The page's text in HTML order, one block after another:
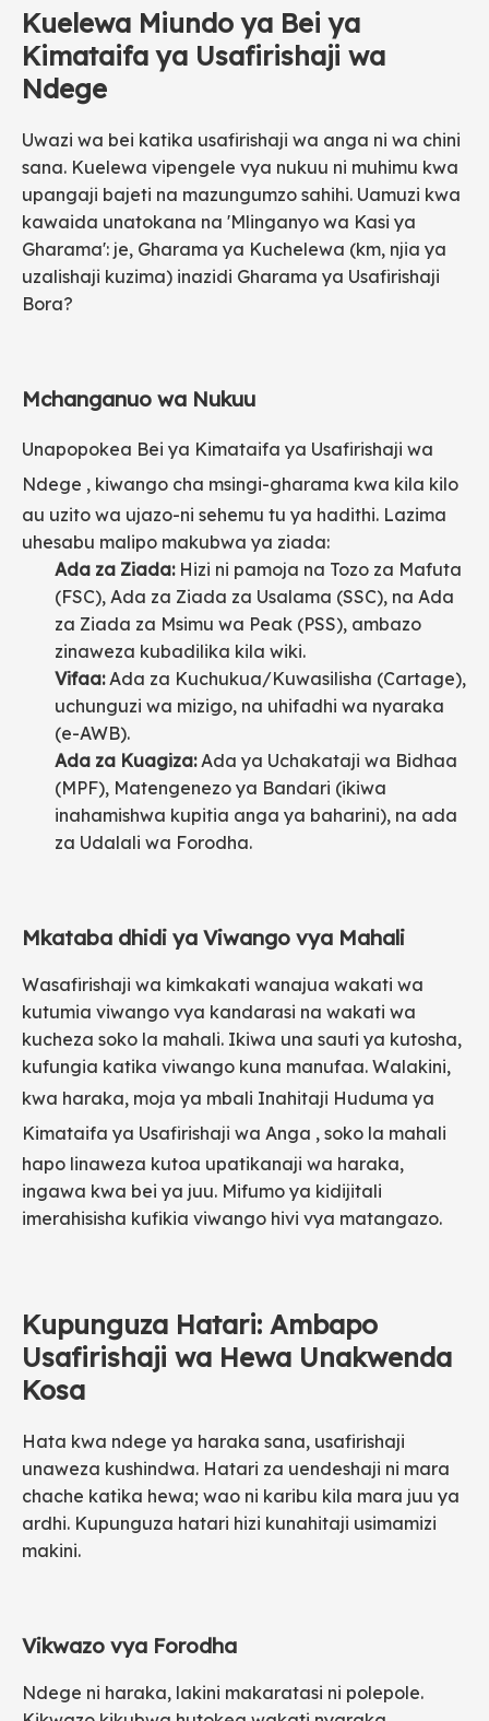
Kuelewa Miundo ya Bei ya
Kimataifa ya Usafirishaji wa
Ndege
Uwazi wa bei katika usafirishaji wa anga ni wa chini
sana. Kuelewa vipengele vya nukuu ni muhimu kwa
upangaji bajeti na mazungumzo sahihi. Uamuzi kwa
kawaida unatokana na 'Mlinganyo wa Kasi ya
Gharama': je, Gharama ya Kuchelewa (km, njia ya
uzalishaji kuzima) inazidi Gharama ya Usafirishaji
Bora?
Mchanganuo wa Nukuu
Unapopokea Bei ya Kimataifa ya Usafirishaji wa
Ndege , kiwango cha msingi-gharama kwa kila kilo
au uzito wa ujazo-ni sehemu tu ya hadithi. Lazima
uhesabu malipo makubwa ya ziada:
Ada za Ziada: Hizi ni pamoja na Tozo za Mafuta
(FSC), Ada za Ziada za Usalama (SSC), na Ada
za Ziada za Msimu wa Peak (PSS), ambazo
zinaweza kubadilika kila wiki.
Vifaa:Ada za Kuchukua/Kuwasilisha (Cartage),
uchunguzi wa mizigo, na uhifadhi wa nyaraka
(e-AWB).
Ada za Kuagiza:Ada ya Uchakataji wa Bidhaa
(MPF), Matengenezo ya Bandari (ikiwa
inahamishwa kupitia anga ya baharini), na ada
za Udalali wa Forodha.
Mkataba dhidi ya Viwango vya Mahali
Wasafirishaji wa kimkakati wanajua wakati wa
kutumia viwango vya kandarasi na wakati wa
kucheza soko la mahali. Ikiwa una sauti ya kutosha,
kufungia katika viwango kuna manufaa. Walakini,
kwa haraka, moja ya mbali Inahitaji Huduma ya
Kimataifa ya Usafirishaji wa Anga , soko la mahali
hapo linaweza kutoa upatikanaji wa haraka,
ingawa kwa bei ya juu. Mifumo ya kidijitali
imerahisisha kufikia viwango hivi vya matangazo.
Kupunguza Hatari: Ambapo
Usafirishaji wa Hewa Unakwenda
Kosa
Hata kwa ndege ya haraka sana, usafirishaji
unaweza kushindwa. Hatari za uendeshaji ni mara
chache katika hewa; wao ni karibu kila mara juu ya
ardhi. Kupunguza hatari hizi kunahitaji usimamizi
makini.
Vikwazo vya Forodha
Ndege ni haraka, lakini makaratasi ni polepole.